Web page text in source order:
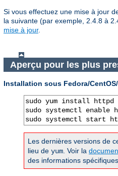
Si vous effectuez une mise à jour
la suivante (par exemple, 2.4.8 à
mise à jour.
Aperçu pour les plus
Installation sous Fedora/
sudo yum install httpd
sudo systemctl enable
sudo systemctl start
Les dernières versions de
lieu de yum . Voir la
des informations